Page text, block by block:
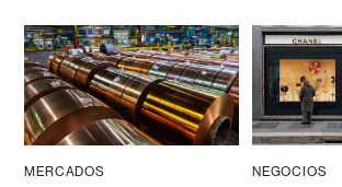
MERCADOS NEGOCIOS